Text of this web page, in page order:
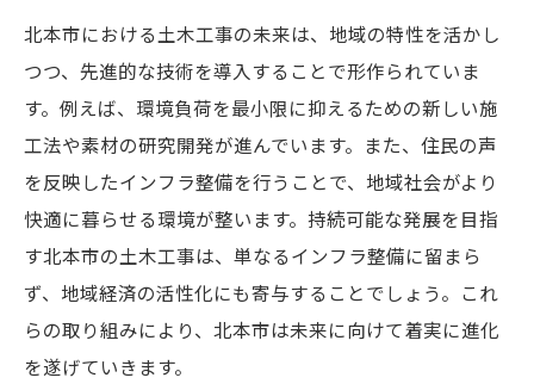
災害に強い地域をつくる防災インフラ
地域の持続可能性を高める取り組み
北本市における土木工事の未来は、地域の特性を活かし
つつ、先進的な技術を導入することで形作られていま
す。例えば、環境負荷を最小限に抑えるための新しい施
工法や素材の研究開発が進んでいます。また、住民の声
を反映したインフラ整備を行うことで、地域社会がより
快適に暮らせる環境が整います。持続可能な発展を目指
す北本市の土木工事は、単なるインフラ整備に留まら
ず、地域経済の活性化にも寄与することでしょう。これ
らの取り組みにより、北本市は未来に向けて着実に進化
を遂げていきます。